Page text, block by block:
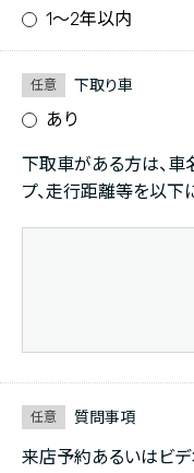
1〜2年以内
任意 下取り車
あり
下取車がある方は、車
プ、走行距離等を以下
任意 質問事項
来店予約あるいはビ